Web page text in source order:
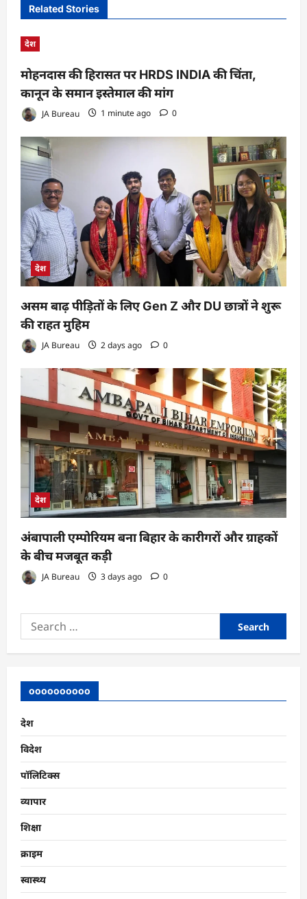
Related Stories
देश
मोहनदास की हिरासत पर HRDS INDIA की चिंता,
कानून के समान इस्तेमाल की मांग
JA Bureau 1 minute ago 0
देश
असम बाढ़ पीड़ितों के लिए Gen Z और DU छात्रों ने शुरू
की राहत मुहिम
JA Bureau 2 days ago 0
देश
अंबापाली एम्पोरियम बना बिहार के कारीगरों और ग्राहकों
के बीच मजबूत कड़ी
JA Bureau 3 days ago 0
Search
for:
oooooooooo
देश
विदेश
पॉलिटिक्स
व्यापार
शिक्षा
क्राइम
स्वास्थ्य